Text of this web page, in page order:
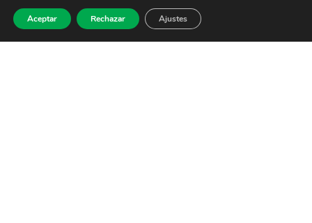
Aceptar Rechazar Ajustes